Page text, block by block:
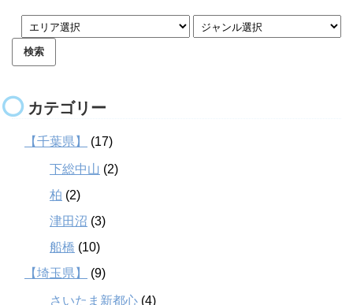
カテゴリー
【千葉県】 (17)
下総中山 (2)
柏 (2)
津田沼 (3)
船橋 (10)
【埼玉県】
(9)
さいたま新都心 (4)